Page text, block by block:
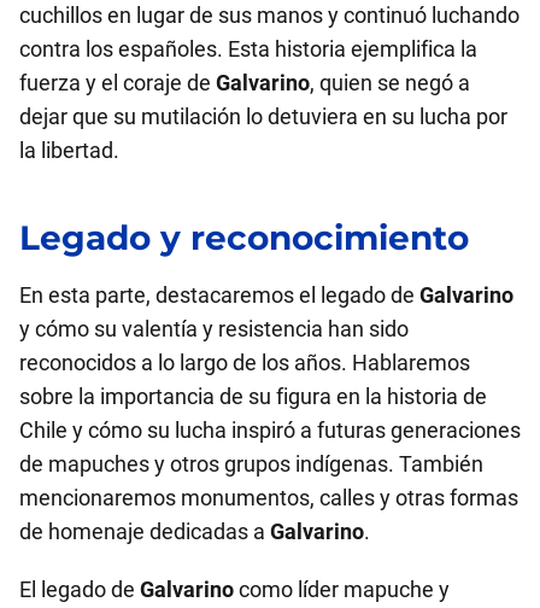
cuchillos en lugar de sus manos y continuó luchando
contra los españoles. Esta historia ejemplifica la
fuerza y el coraje de Galvarino, quien se negó a
dejar que su mutilación lo detuviera en su lucha por
la libertad.
Legado y reconocimiento
En esta parte, destacaremos el legado de Galvarino
y cómo su valentía y resistencia han sido
reconocidos a lo largo de los años. Hablaremos
sobre la importancia de su figura en la historia de
Chile y cómo su lucha inspiró a futuras generaciones
de mapuches y otros grupos indígenas. También
mencionaremos monumentos, calles y otras formas
de homenaje dedicadas a Galvarino.
El legado de Galvarinocomo líder mapuche y